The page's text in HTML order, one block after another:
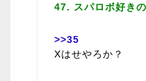
47. スパロボ好き
>>35
Xはせやろか？